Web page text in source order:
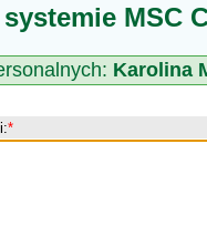
MSC
Karolina
*